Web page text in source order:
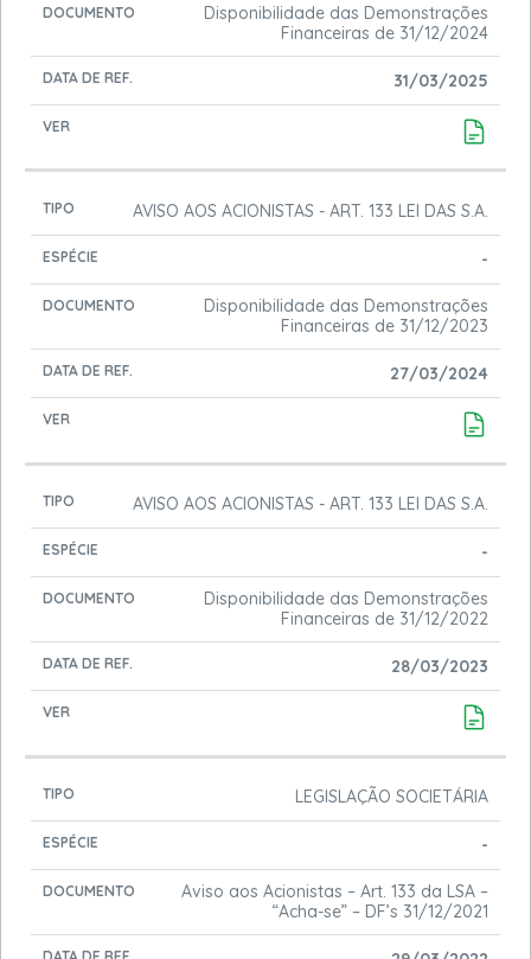
Disponibilidade das Demonstrações
Financeiras de 31/12/2024
31/03/2025
AVISO AOS ACIONISTAS - ART. 133 LEI DAS S.A.
-
Disponibilidade das Demonstrações
Financeiras de 31/12/2023
27/03/2024
AVISO AOS ACIONISTAS - ART. 133 LEI DAS S.A.
-
Disponibilidade das Demonstrações
Financeiras de 31/12/2022
28/03/2023
LEGISLAÇÃO SOCIETÁRIA
-
Aviso aos Acionistas – Art. 133 da LSA –
“Acha-se” – DF’s 31/12/2021